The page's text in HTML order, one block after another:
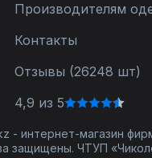
Производителям
Контакты
Отзывы (26248 шт)
4,9 из 5
- интернет-магазин
защищены. ЧТУП